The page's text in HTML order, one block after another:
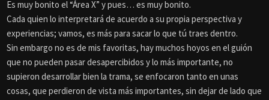
Es muy bonito el “Área X” y pues… es muy bonito.
Cada quien lo interpretará de acuerdo a su propia perspectiva y
experiencias; vamos, es más para sacar lo que tú traes dentro.
Sin embargo no es de mis favoritas, hay muchos hoyos en el guión
que no pueden pasar desapercibidos y lo más importante, no
supieron desarrollar bien la trama, se enfocaron tanto en unas
cosas, que perdieron de vista más importantes, sin dejar de lado que